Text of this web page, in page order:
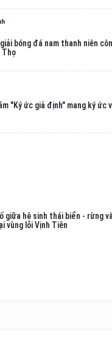
bóng đá nam thanh niên
Thọ
"Ký ức giả định" mang ký ức
giữa hệ sinh thái biển - rừng
vùng lõi Vịnh Tiên